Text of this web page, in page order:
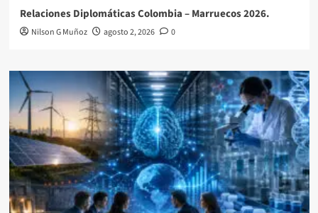
Relaciones Diplomáticas Colombia – Marruecos 2026.
Nilson G Muñoz agosto 2, 2026 0